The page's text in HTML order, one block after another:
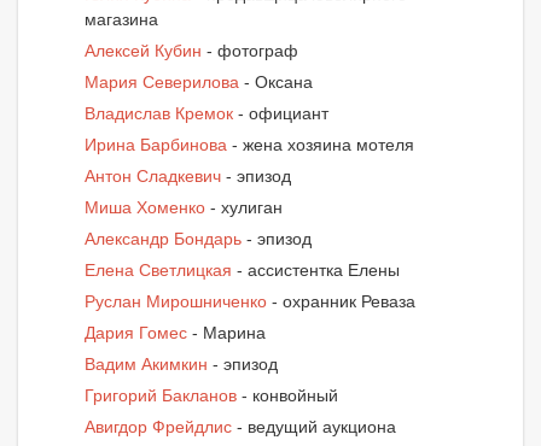
магазина
Алексей Кубин - фотограф
Мария Северилова - Оксана
Владислав Кремок - официант
Ирина Барбинова - жена хозяина мотеля
Антон Сладкевич - эпизод
Миша Хоменко - хулиган
Александр Бондарь - эпизод
Елена Светлицкая - ассистентка Елены
Руслан Мирошниченко - охранник Реваза
Дария Гомес - Марина
Вадим Акимкин - эпизод
Григорий Бакланов - конвойный
Авигдор Фрейдлис - ведущий аукциона